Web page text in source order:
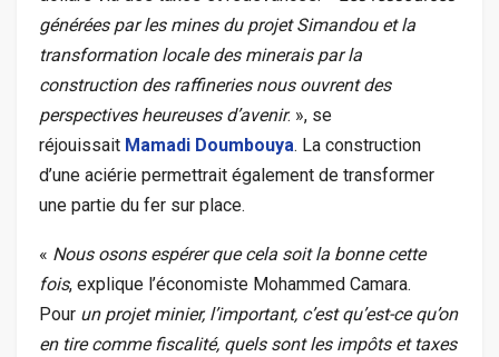
générées par les mines du projet Simandou et la
transformation locale des minerais par la
construction des raffineries nous ouvrent des
perspectives heureuses d’avenir. », se
réjouissait Mamadi Doumbouya. La construction
d’une aciérie permettrait également de transformer
une partie du fer sur place.
« Nous osons espérer que cela soit la bonne cette
fois, explique l’économiste Mohammed Camara.
Pour un projet minier, l’important, c’est qu’est-ce qu’on
en tire comme fiscalité, quels sont les impôts et taxes